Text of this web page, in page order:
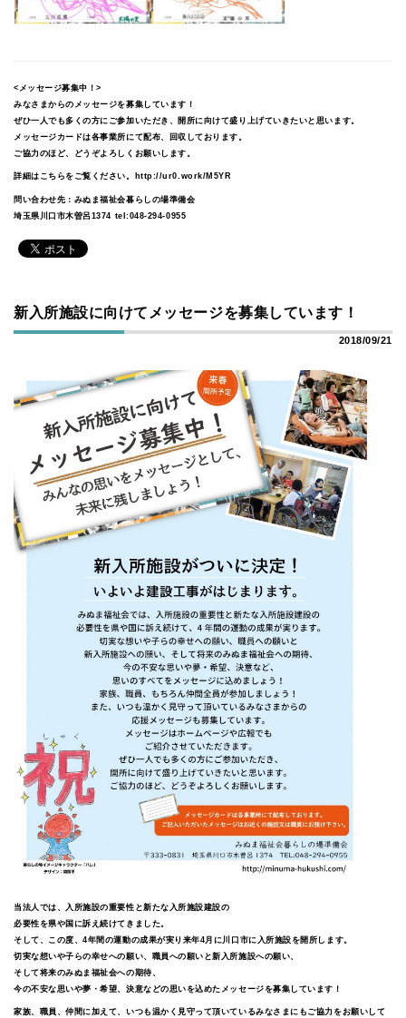
<メッセージ募集中！>
みなさまからのメッセージを募集しています！
ぜひ一人でも多くの方にご参加いただき、開所に向けて盛り上げていきたいと思います。
メッセージカードは各事業所にて配布、回収しております。
ご協力のほど、どうぞよろしくお願いします。
詳細はこちらをご覧ください。 http://ur0.work/M5YR
問い合わせ先：みぬま福祉会暮らしの場準備会
埼玉県川口市木曽呂1374 tel:048-294-0955
新入所施設に向けてメッセージを募集しています！
2018/09/21
当法人では、入所施設の重要性と新たな入所施設建設の
必要性を県や国に訴え続けてきました。
そして、この度、4年間の運動の成果が実り来年4月に川口市に入所施設を開所します。
切実な想いや子らの幸せへの願い、職員への願いと新入所施設への願い、
そして将来のみぬま福祉会への期待、
今の不安な思いや夢・希望、決意などの思いを込めたメッセージを募集しています！
家族、職員、仲間に加えて、いつも温かく見守って頂いているみなさまにもご協力をお願いして